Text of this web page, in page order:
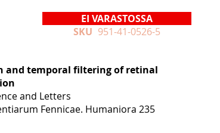
EI VARASTOSSA
SKU 951-41-0526-5
and temporal filtering of retinal
and Letters
Fennicae. Humaniora 235